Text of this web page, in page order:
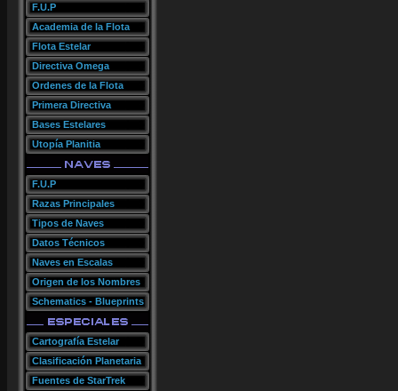
F.U.P
Academia de la Flota
Flota Estelar
Directiva Omega
Ordenes de la Flota
Primera Directiva
Bases Estelares
Utopía Planitia
F.U.P
Razas Principales
Tipos de Naves
Datos Técnicos
Naves en Escalas
Origen de los Nombres
Schematics - Blueprints
Cartografía Estelar
Clasificación Planetaria
Fuentes de StarTrek